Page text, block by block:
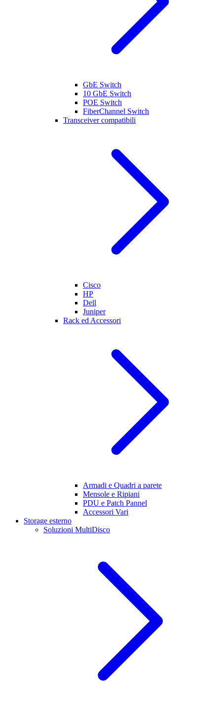
GbE Switch
10 GbE Switch
POE Switch
FiberChannel Switch
Transceiver compatibili
Cisco
HP
Dell
Juniper
Rack ed Accessori
Armadi e Quadri a parete
Mensole e Ripiani
PDU e Patch Pannel
Accessori Vari
Storage esterno
Soluzioni MultiDisco